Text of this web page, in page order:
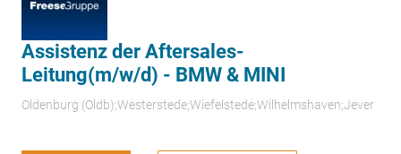
Assistenz der Aftersales-
Leitung(m/w/d) - BMW & MINI
Oldenburg (Oldb);Westerstede;Wiefelstede;Wilhelmshaven;Jever